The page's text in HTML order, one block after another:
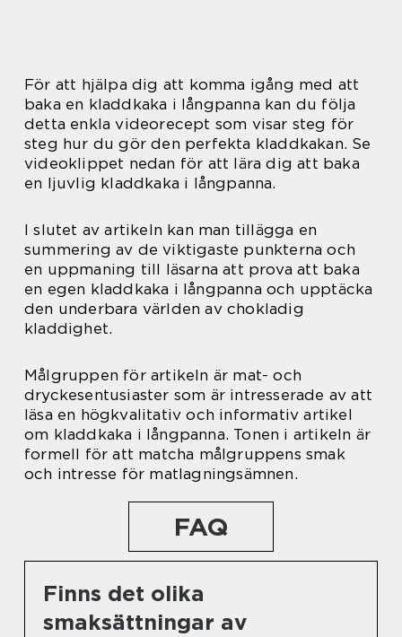
För att hjälpa dig att komma igång med att
baka en kladdkaka i långpanna kan du följa
detta enkla videorecept som visar steg för
steg hur du gör den perfekta kladdkakan. Se
videoklippet nedan för att lära dig att baka
en ljuvlig kladdkaka i långpanna.
I slutet av artikeln kan man tillägga en
summering av de viktigaste punkterna och
en uppmaning till läsarna att prova att baka
en egen kladdkaka i långpanna och upptäcka
den underbara världen av chokladig
kladdighet.
Målgruppen för artikeln är mat- och
dryckesentusiaster som är intresserade av att
läsa en högkvalitativ och informativ artikel
om kladdkaka i långpanna. Tonen i artikeln är
formell för att matcha målgruppens smak
och intresse för matlagningsämnen.
FAQ
Finns det olika
smaksättningar av